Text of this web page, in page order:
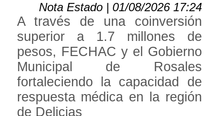
Nota Estado | 01/08/2026 17:24
A través de una coinversión
superior a 1.7 millones de
pesos, FECHAC y el Gobierno
Municipal de Rosales
fortaleciendo la capacidad de
respuesta médica en la región
de Delicias